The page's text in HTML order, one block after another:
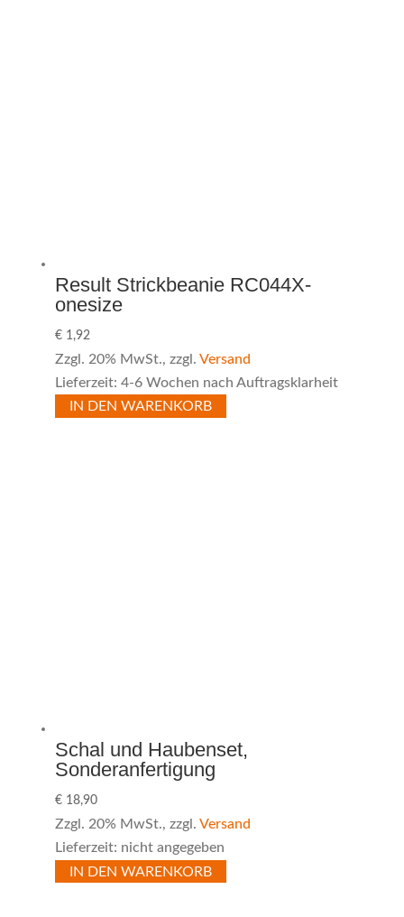
Result Strickbeanie RC044X-
onesize
€1,92
Zzgl. 20% MwSt., zzgl. Versand
Lieferzeit: 4-6 Wochen nach Auftragsklarheit
IN DEN WARENKORB
Schal und Haubenset,
Sonderanfertigung
€18,90
Zzgl. 20% MwSt., zzgl. Versand
Lieferzeit: nicht angegeben
IN DEN WARENKORB